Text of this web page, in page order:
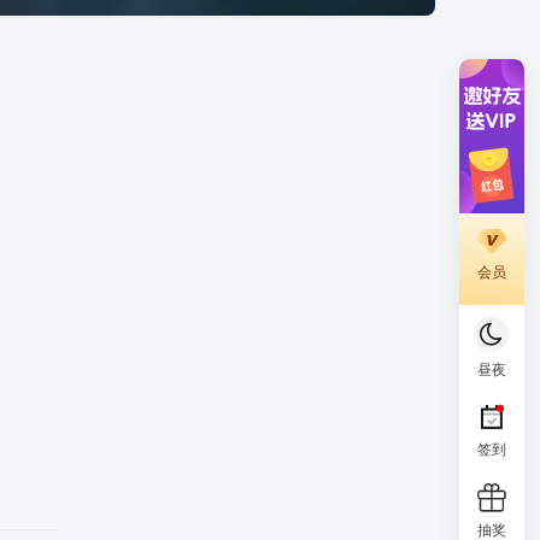
会员
昼夜
签到
抽奖